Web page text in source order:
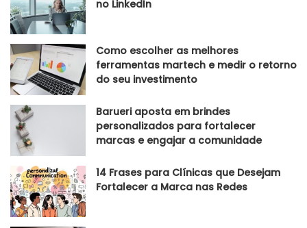
no LinkedIn
Como escolher as melhores
ferramentas martech e medir o retorno
do seu investimento
Barueri aposta em brindes
personalizados para fortalecer
marcas e engajar a comunidade
14 Frases para Clínicas que Desejam
Fortalecer a Marca nas Redes